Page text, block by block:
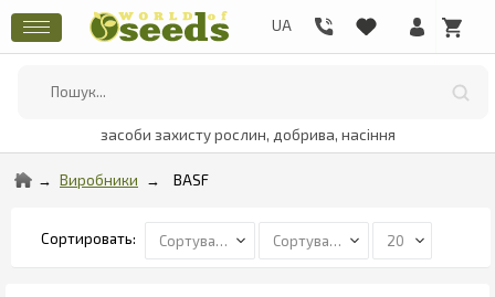
засоби захисту рослин, добрива, насіння
Виробники BASF